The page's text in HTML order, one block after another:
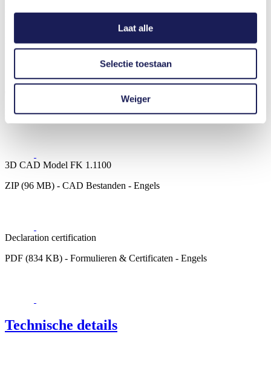
Laat alle
Selectie toestaan
Weiger
PDF (1 MB) - Specificatieblad - Engels
PDF (975 KB) - Handleidingen - Engels
3D CAD Model FK 1.1100
ZIP (96 MB) - CAD Bestanden - Engels
Declaration certification
PDF (834 KB) - Formulieren & Certificaten - Engels
Technische details